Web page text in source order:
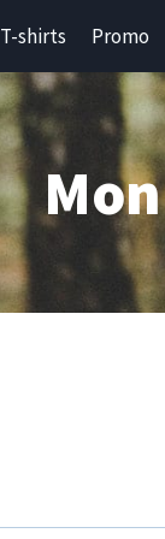
T-shirts Promo